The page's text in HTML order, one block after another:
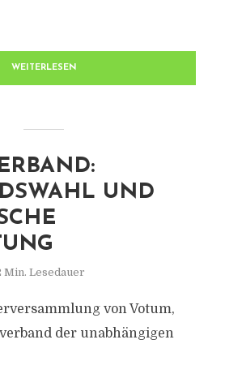
WEITERLESEN
UND
Min. Lesedauer
von Votum,
der unabhängigen